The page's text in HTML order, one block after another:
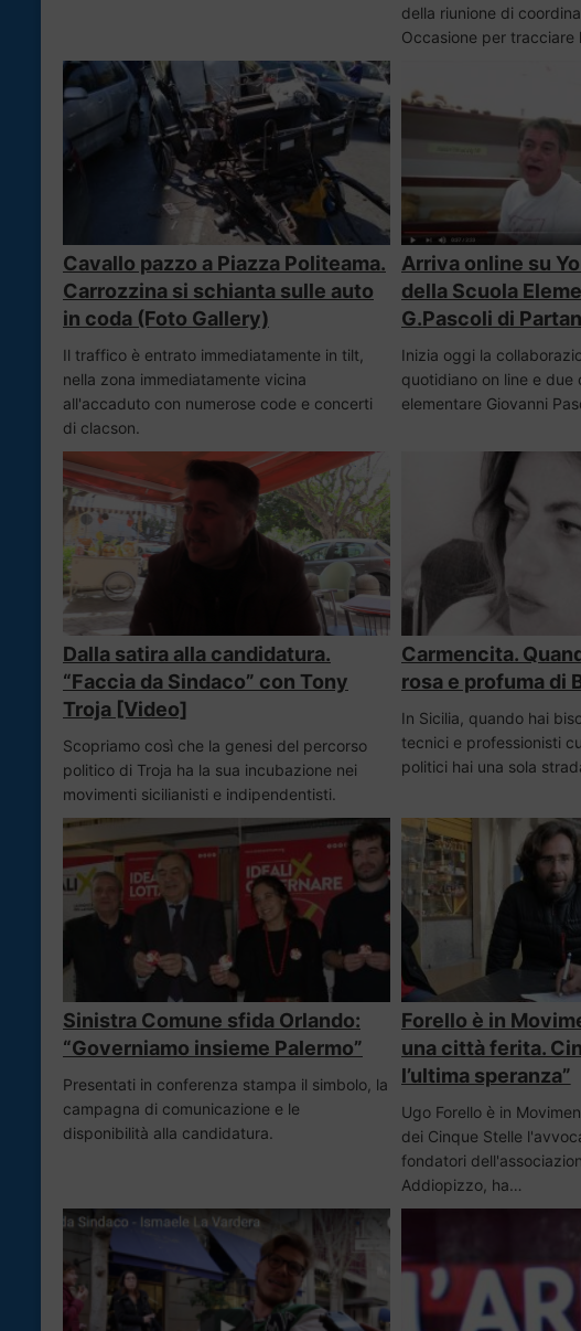
della riunione di
Occasione per tracciare
Cavallo pazzo a Piazza Politeama.
Carrozzina si schianta sulle auto
in coda (Foto Gallery)
Il traffico è entrato immediatamente in tilt,
nella zona immediatamente vicina
all'accaduto con numerose code e concerti
di clacson.
Arriva online su
della Scuola
G.Pascoli di
Inizia oggi la
quotidiano on line e due
elementare Giovanni
Dalla satira alla candidatura.
“Faccia da Sindaco” con Tony
Troja [Video]
Scopriamo così che la genesi del percorso
politico di Troja ha la sua incubazione nei
movimenti sicilianisti e indipendentisti.
Carmencita.
rosa e profuma di
In Sicilia, quando hai
tecnici e professionisti
politici hai una sola
Sinistra Comune sfida Orlando:
“Governiamo insieme Palermo”
Presentati in conferenza stampa il simbolo, la
campagna di comunicazione e le
disponibilità alla candidatura.
Forello è in
una città ferita.
l’ultima speranza”
Ugo Forello è in
dei Cinque Stelle
fondatori
Addiopizzo, ha…